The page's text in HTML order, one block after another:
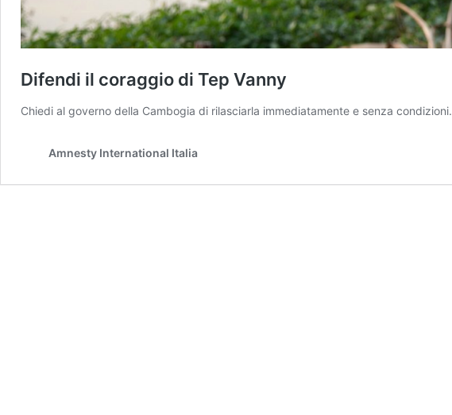
Difendi il coraggio di Tep Vanny
Chiedi al governo della Cambogia di rilasciarla immediatamente e senza condizioni.
Amnesty International Italia